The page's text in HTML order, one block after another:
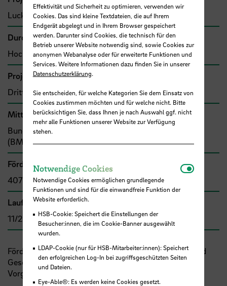
Luckey, Karin, Prof.Dr.rer.pol.
Durchführende Organisation
Hochschule Bremen, Rektorat
Projekttyp
Drittmittelprojekt (Zuwendung)
Mittel- bzw. Auftragsgeber
Bund, Bundesministerium für Bildung und Forschung
(BMBF)
Förder- bzw. Auftragssumme
407.992,00 €
Laufzeit
11/2014 - 10/2019
Förderung der Regelprofessur im Fach "Wirtschaft und
Gesellschaft in der arabischen Welt" sowie der
Vorgriffsprofessur im Fach "Personalmanagement"
Effektivität und Sicherheit zu optimieren, verwenden wir
Cookies. Das sind kleine Textdateien, die auf Ihrem
Endgerät abgelegt und in Ihrem Browser gespeichert
werden. Darunter sind Cookies, die technisch für den
Betrieb unserer Website notwendig sind, sowie Cookies zur
anonymen Webanalyse oder für erweiterte Funktionen und
Services. Weitere Informationen dazu finden Sie in unserer
Datenschutzerklärung.
Sie entscheiden, für welche Kategorien Sie dem Einsatz von
Cookies zustimmen möchten und für welche nicht. Bitte
berücksichtigen Sie, dass Ihnen je nach Auswahl ggf. nicht
mehr alle Funktionen unserer Website zur Verfügung
stehen.
Notwendige Cookies
Notwendige Cookies ermöglichen grundlegende
Funktionen und sind für die einwandfreie Funktion der
Website erforderlich.
HSB-Cookie: Speichert die Einstellungen der
Besucher:innen, die im Cookie-Banner ausgewählt
wurden.
LDAP-Cookie (nur für HSB-Mitarbeiter:innen): Speichert
den erfolgreichen Log-In bei zugriffsgeschützten Seiten
und Dateien.
Eye-Able®: Es werden keine Cookies gesetzt.